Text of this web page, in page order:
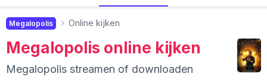
Megalopolis Online kijken
Megalopolis online kijken
Megalopolis streamen of downloaden